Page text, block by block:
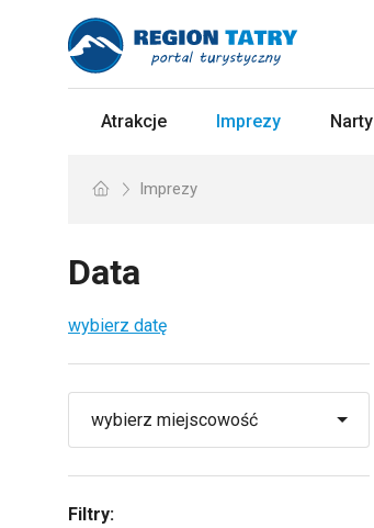
Atrakcje Imprezy Narty
Imprezy
Data
wybierz datę
Filtry: